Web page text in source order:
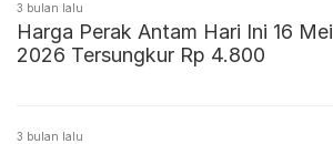
3 bulan lalu
Harga Perak Antam Hari Ini 16 Mei
2026 Tersungkur Rp 4.800
3 bulan lalu